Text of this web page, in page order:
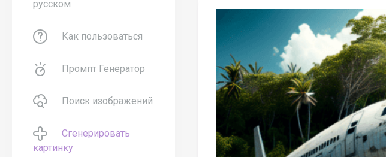
русском
Как пользоваться
Промпт Генератор
Поиск изображений
Сгенерировать
картинку